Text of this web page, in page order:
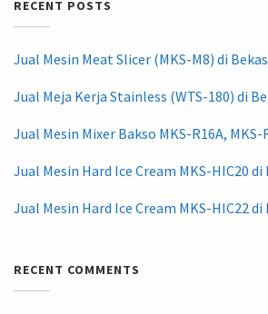
RECENT POSTS
Jual Mesin Meat Slicer (MKS-M8) di
Jual Meja Kerja Stainless (WTS-180) di
Jual Mesin Mixer Bakso MKS-R16A, MKS-
Jual Mesin Hard Ice Cream MKS-HIC20 di
Jual Mesin Hard Ice Cream MKS-HIC22 di
RECENT COMMENTS